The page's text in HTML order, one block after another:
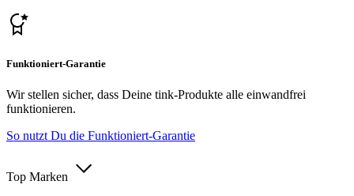
Funktioniert-Garantie
Wir stellen sicher, dass Deine tink-Produkte alle einwandfrei
funktionieren.
So nutzt Du die Funktioniert-Garantie
Top Marken